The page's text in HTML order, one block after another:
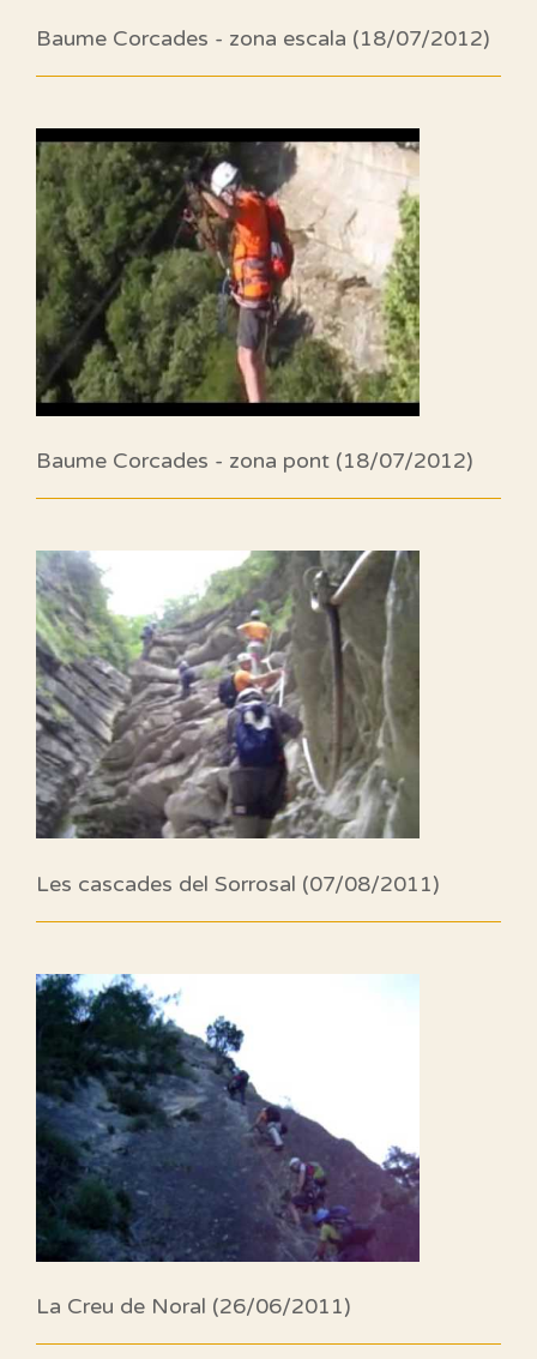
Baume Corcades - zona escala (18/07/2012)
Baume Corcades - zona pont (18/07/2012)
Les cascades del Sorrosal (07/08/2011)
La Creu de Noral (26/06/2011)